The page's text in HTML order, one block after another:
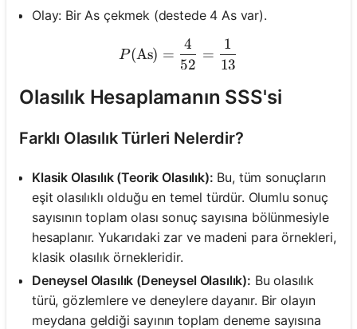
Yok
Olay: Bir As çekmek (destede 4 As var).
P(\text{As}) =
P(As) =
52
4
=
13
1
Olasılık Hesaplamanın SSS'si
Farklı Olasılık Türleri Nelerdir?
Klasik Olasılık (Teorik Olasılık): Bu, tüm sonuçların
eşit olasılıklı olduğu en temel türdür. Olumlu sonuç
sayısının toplam olası sonuç sayısına bölünmesiyle
hesaplanır. Yukarıdaki zar ve madeni para örnekleri,
klasik olasılık örnekleridir.
Deneysel Olasılık (Deneysel Olasılık): Bu olasılık
türü, gözlemlere ve deneylere dayanır. Bir olayın
meydana geldiği sayının toplam deneme sayısına